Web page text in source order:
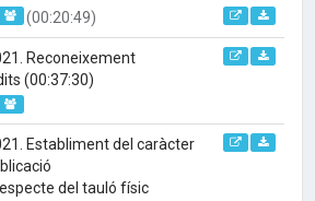
(00:20:49)
Reconeixement
(00:37:30)
Establiment del caràcter
del tauló físic